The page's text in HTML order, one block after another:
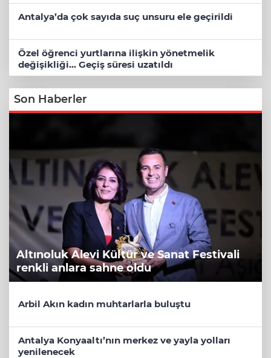
Antalya’da çok sayıda suç unsuru ele geçirildi
Özel öğrenci yurtlarına ilişkin yönetmelik
değişikliği... Geçiş süresi uzatıldı
Son Haberler
Altınoluk Alevi Kültür ve Sanat Festivali
renkli anlara sahne oldu
Arbil Akın kadın muhtarlarla buluştu
Antalya Konyaaltı’nın merkez ve yayla yolları
yenilenecek